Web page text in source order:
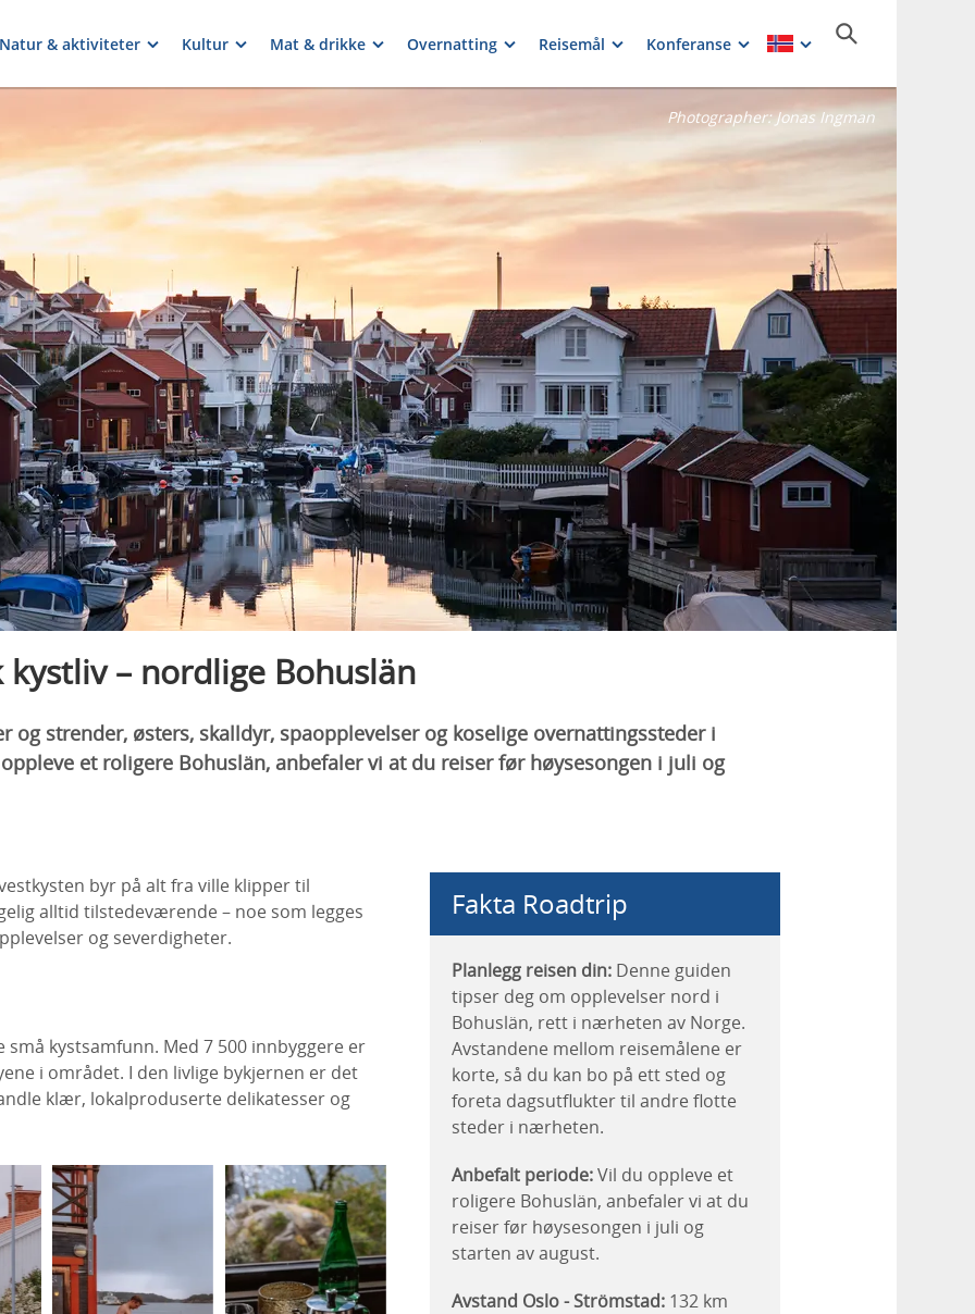
Natur & aktiviteter Kultur Mat & drikke Overnatting Reisemål Konferanse
Photographer:Jonas Ingman
– nordlige Bohuslän
og strender, østers, skalldyr, spaopplevelser og koselige overnattingssteder i
et roligere Bohuslän, anbefaler vi at du reiser før høysesongen i juli og
byr på alt fra ville klipper til
alltid tilstedeværende – noe som legges
og severdigheter.
kystsamfunn. Med 7 500 innbyggere er
i området. I den livlige bykjernen er det
klær, lokalproduserte delikatesser og
Fakta Roadtrip
Planlegg reisen din:Denne guiden
tipser deg om opplevelser nord i
Bohuslän, rett i nærheten av Norge.
Avstandene mellom reisemålene er
korte, så du kan bo på ett sted og
foreta dagsutflukter til andre flotte
steder i nærheten.
Anbefalt periode:Vil du oppleve et
roligere Bohuslän, anbefaler vi at du
reiser før høysesongen i juli og
starten av august.
Avstand Oslo - Strömstad:132 km